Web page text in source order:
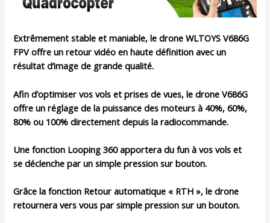
Extrêmement stable et maniable, le drone WLTOYS V686G
FPV offre un retour vidéo en haute définition avec un
résultat d’image de grande qualité.
Afin d’optimiser vos vols et prises de vues, le drone V686G
offre un réglage de la puissance des moteurs à 40%, 60%,
80% ou 100% directement depuis la radiocommande.
Une fonction Looping 360 apportera du fun à vos vols et
se déclenche par un simple pression sur bouton.
Grâce la fonction Retour automatique « RTH », le drone
retournera vers vous par simple pression sur un bouton.